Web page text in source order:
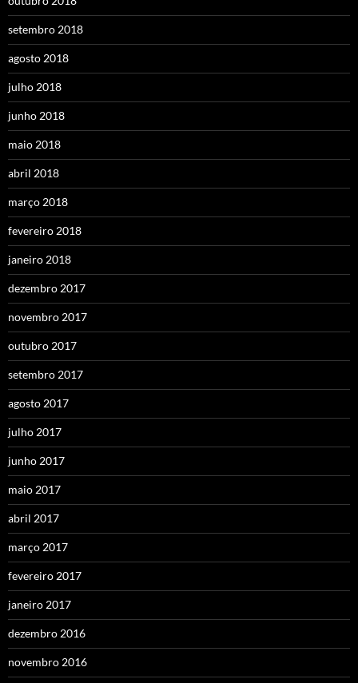
setembro 2018
agosto 2018
julho 2018
junho 2018
maio 2018
abril 2018
março 2018
fevereiro 2018
janeiro 2018
dezembro 2017
novembro 2017
outubro 2017
setembro 2017
agosto 2017
julho 2017
junho 2017
maio 2017
abril 2017
março 2017
fevereiro 2017
janeiro 2017
dezembro 2016
novembro 2016